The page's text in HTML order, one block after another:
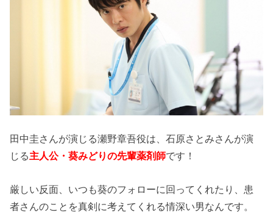
田中圭さんが演じる瀬野章吾役は、石原さとみさんが演
じる主人公・葵みどりの先輩薬剤師です！
厳しい反面、いつも葵のフォローに回ってくれたり、患
者さんのことを真剣に考えてくれる情深い男なんです。